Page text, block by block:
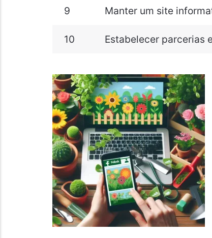
9 Manter um site
10 Estabelecer parcerias